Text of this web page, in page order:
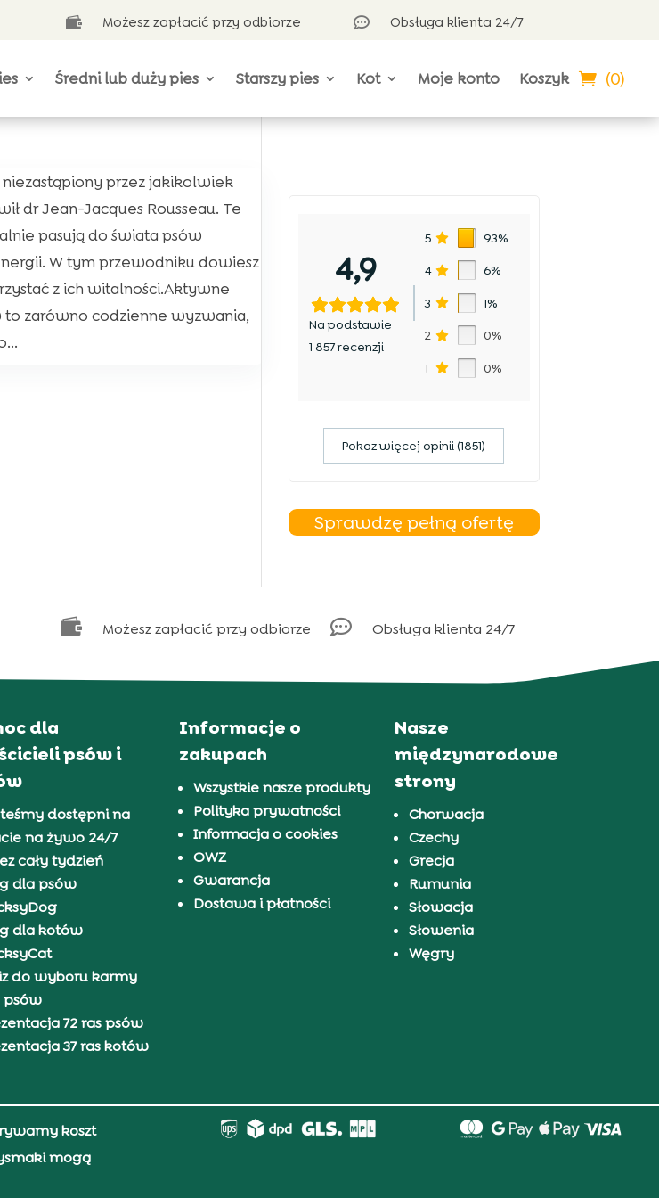
 Możesz zapłacić przy odbiorze  Obsługa klienta 24/7
Średni lub duży pies Starszy pies Kot Moje konto Koszyk (0)
niezastąpiony przez jakikolwiek
dr Jean-Jacques Rousseau. Te
pasują do świata psów
W tym przewodniku dowiesz
z ich witalności.Aktywne
to zarówno codzienne wyzwania,
4,9
Na podstawie
1 857 recenzji
5 93%
4 6%
3 1%
2 0%
1 0%
Pokaz więcej opinii (1851)
Sprawdzę pełną ofertę
 Możesz zapłacić przy odbiorze  Obsługa klienta 24/7
dla
psów i
dostępni na
na żywo 24/7
cały tydzień
dla psów
dla kotów
do wyboru karmy
psów
72 ras psów
37 ras kotów
Informacje o
zakupach
Wszystkie nasze produkty
Polityka prywatności
Informacja o cookies
OWZ
Gwarancja
Dostawa i płatności
Nasze
międzynarodowe
strony
Chorwacja
Czechy
Grecja
Rumunia
Słowacja
Słowenia
Węgry
koszt
mogą